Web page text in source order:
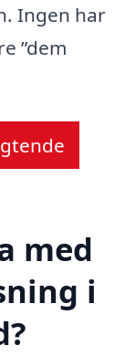
Ingen har
”dem
med
i